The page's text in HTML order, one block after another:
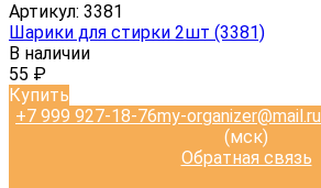
Артикул: 3381
Шарики для стирки 2шт (3381)
В наличии
55 ₽
Купить
+7 999 927-18-76my-organizer@mail.ru
(мск)
Обратная связь